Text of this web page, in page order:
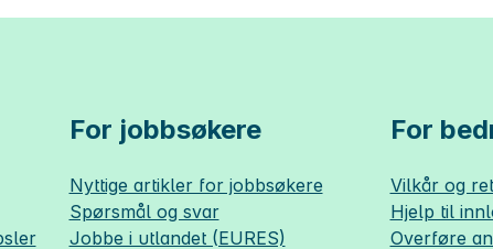
For jobbsøkere
Nyttige artikler for jobbsøkere
Spørsmål og svar
Jobbe i utlandet (EURES)
For
Vilkår og
Hjelp til
Overføre